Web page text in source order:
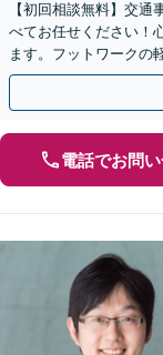
【初回相談無料】交
べてお任せください！
ます。フットワークの
請求／示談交渉【休日
電話でお問